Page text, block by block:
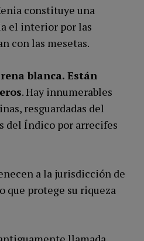
constituye una
el interior por las
con las mesetas.
blanca. Están
. Hay innumerables
resguardadas del
del Índico por arrecifes
a la jurisdicción de
que protege su riqueza